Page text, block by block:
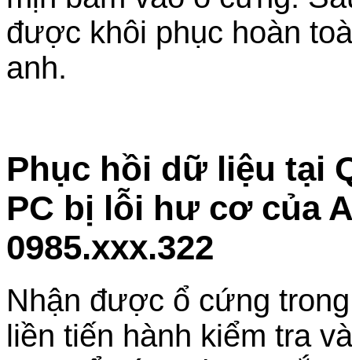
được khôi phục hoàn
anh.
Phục hồi dữ liệu tại
PC bị lỗi hư cơ của
0985.xxx.322
Nhận được ổ cứng
liền tiến hành kiểm tra